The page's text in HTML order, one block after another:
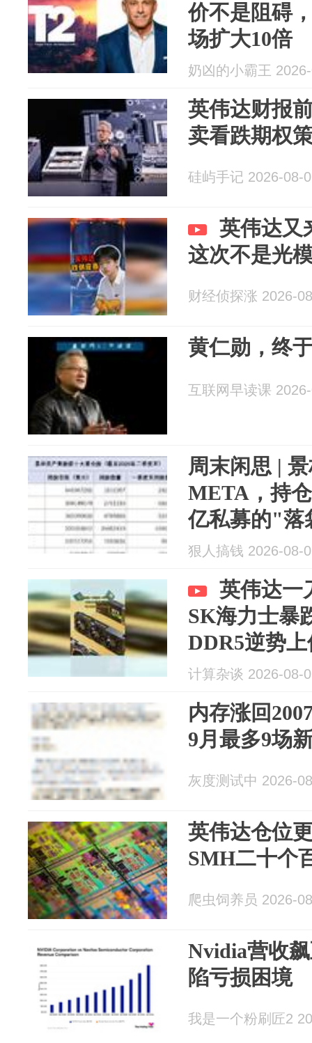
价不是阻碍
场扩大10倍
奶凶的小霸王
英伟达财报
卖看跌期权
硅屿手记 2026-08-
英伟达又
这次不是光
财经侦探涨 2026-
黄仁勋，终
互联网早读课
周末闲思 |
META，持
亿私募的"落
狠人搞钱 2026-08-
英伟达一
SK海力士暴
DDR5逆势上
计算杂谈 2026-08-
内存涨回
9月最多9场
灰度测试中 2026-
英伟达仓位
SMH二十个
爬虫饲养员 2026-
Nvidia营收
陷亏损困境
我是一个粉刷匠2